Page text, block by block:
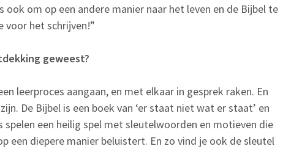
om op een andere manier naar het leven en de Bijbel te
voor het schrijven!”
geweest?
leerproces aangaan, en met elkaar in gesprek raken. En
De Bijbel is een boek van ‘er staat niet wat er staat’ en
spelen een heilig spel met sleutelwoorden en motieven die
een diepere manier beluistert. En zo vind je ook de sleutel